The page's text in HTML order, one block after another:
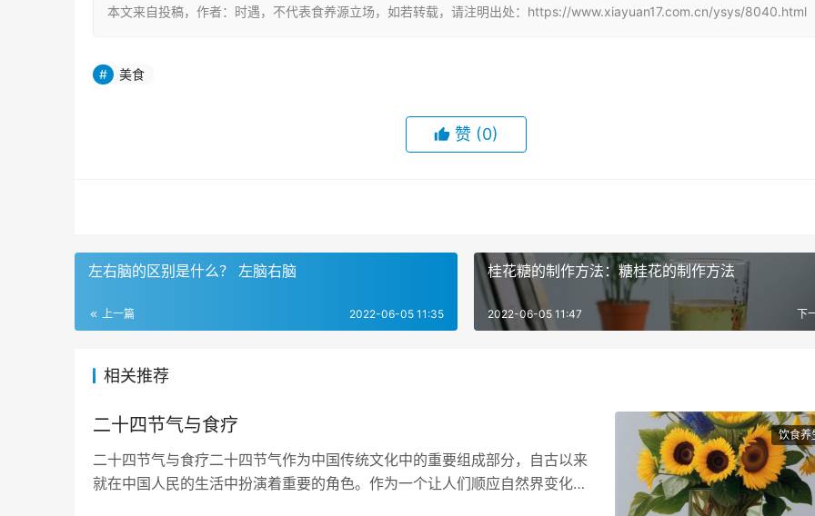
本文来自投稿，作者：时遇，不代表食养源立场，如若转载，请注明出处：https://www.xiayuan17.com.cn/ysys/8040.html
美食
赞 (0)
左右脑的区别是什么？ 左脑右脑
上一篇 2022-06-05 11:35
桂花糖的制作方法：糖桂花的制作方法
下
2022-06-05 11:47
相关推荐
饮食养
二十四节气与食疗
二十四节气与食疗二十四节气作为中国传统文化中的重要组成部分，自古以来
就在中国人民的生活中扮演着重要的角色。作为一个让人们顺应自然界变化的